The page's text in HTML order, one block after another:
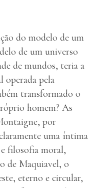
do modelo de um
de um universo
de mundos, teria a
operada pela
transformado o
homem? As
por
uma íntima
filosofia moral,
de Maquiavel, o
eterno e circular,